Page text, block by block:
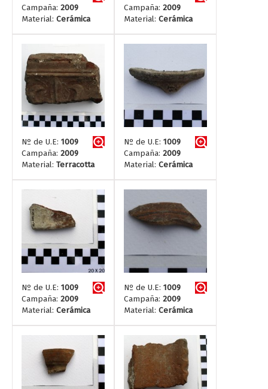
Campaña: 2009
Material: Cerámica
Campaña: 2009
Material: Cerámica
Nº de U.E: 1009
Campaña: 2009
Material: Terracotta
Nº de U.E: 1009
Campaña: 2009
Material: Cerámica
Nº de U.E: 1009
Campaña: 2009
Material: Cerámica
Nº de U.E: 1009
Campaña: 2009
Material: Cerámica